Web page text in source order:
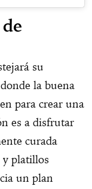
su
la buena
para crear una
es a disfrutar
curada
y platillos
un plan